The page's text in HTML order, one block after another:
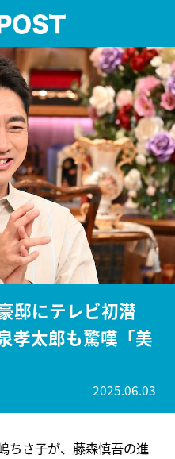
邸にテレビ初潜
孝太郎も驚嘆「美
2025.06.03
ちさ子が、藤森慎吾の進